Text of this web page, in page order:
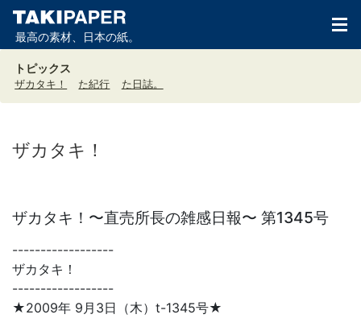
最高の素材、日本の紙。
トピックス
ザカタキ！ た紀行 た日誌。
ザカタキ！
ザカタキ！〜直売所長の雑感日報〜 第1345号
------------------
ザカタキ！
------------------
★2009年 9月3日（木）t-1345号★